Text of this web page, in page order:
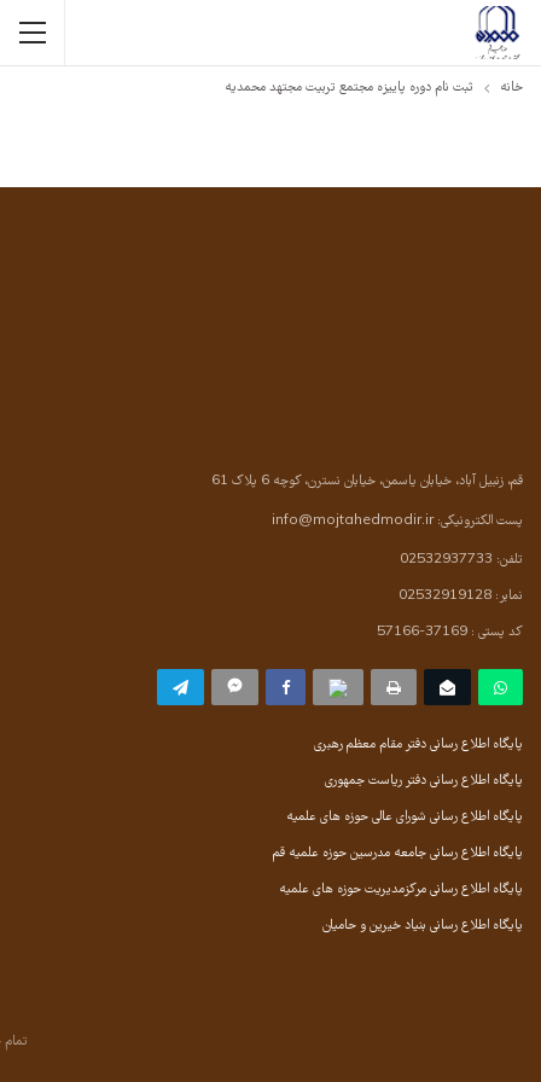
خانه ثبت نام دوره پاییزه مجتمع تربیت مجتهد محمدیه
قم، زنبیل آباد، خیابان یاسمن، خیابان نسترن، کوچه 6 پلاک 61
پست الکترونیکی:info@mojtahedmodir.ir
تلفن: 02532937733
نمابر: 02532919128
کد پستی : 37169-57166
پایگاه اطلاع رسانی دفتر مقام معظم رهبری
پایگاه اطلاع رسانی دفتر ریاست جمهوری
پایگاه اطلاع رسانی شورای عالی حوزه های علمیه
پایگاه اطلاع رسانی جامعه مدرسین حوزه علمیه قم
پایگاه اطلاع رسانی مرکزمدیریت حوزه های علمیه
پایگاه اطلاع رسانی بنیاد خیرین و حامیان